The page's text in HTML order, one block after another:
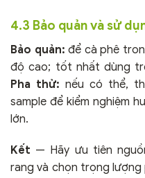
4.3 Bảo quản và sử
Bảo quản: để cà phê
độ cao; tốt nhất dùng
Pha thử: nếu có thể,
sample để kiểm nghiệm
lớn.
Kết — Hãy ưu tiên
rang và chọn trọng